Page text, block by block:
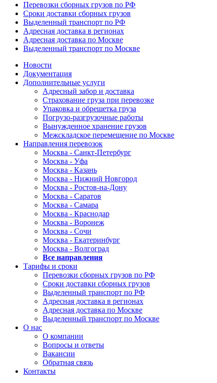
Перевозки сборных грузов по РФ
Сроки доставки сборных грузов
Выделенный транспорт по РФ
Адресная доставка в регионах
Адресная доставка по Москве
Выделенный транспорт по Москве
Новости
Документация
Дополнительные услуги
Адресный забор и доставка
Страхование груза при перевозке
Упаковка и обрешетка груза
Погрузо-разгрузочные работы
Вынужденное хранение грузов
Межскладское перемещение по Москве
Направления перевозок
Москва - Санкт-Петербург
Москва - Уфа
Москва - Казань
Москва - Нижний Новгород
Москва - Ростов-на-Дону
Москва - Саратов
Москва - Самара
Москва - Краснодар
Москва - Воронеж
Москва - Сочи
Москва - Екатеринбург
Москва - Волгоград
Все направления
Тарифы и сроки
Перевозки сборных грузов по РФ
Сроки доставки сборных грузов
Выделенный транспорт по РФ
Адресная доставка в регионах
Адресная доставка по Москве
Выделенный транспорт по Москве
О нас
О компании
Вопросы и ответы
Вакансии
Обратная связь
Контакты